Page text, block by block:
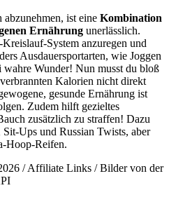
ist eine Kombination
Ernährung unerlässlich.
System anzuregen und
Ausdauersportarten, wie Joggen
Wunder! Nun musst du bloß
Kalorien nicht direkt
gesunde Ernährung ist
Zudem hilft gezieltes
zusätzlich zu straffen! Dazu
Ups und Russian Twists, aber
Hoop-Reifen.
/ Affiliate Links / Bilder von der